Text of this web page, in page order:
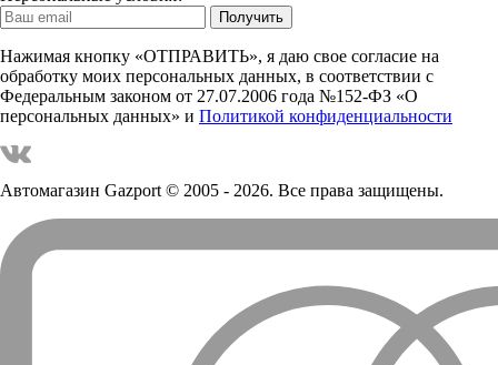
Нажимая кнопку «ОТПРАВИТЬ», я даю свое согласие на
обработку моих персональных данных, в соответствии с
Федеральным законом от 27.07.2006 года №152-ФЗ «О
персональных данных» и Политикой конфиденциальности
Автомагазин Gazport© 2005 - 2026. Все права защищены.